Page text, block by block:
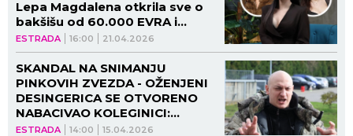
ESTRADA 16:00 21.04.2026
Lepa Magdalena otkrila sve o
bakšišu od 60.000 EVRA i
drami Prijovićke i Cece - njene
reči pamti i danas (VIDEO)
ESTRADA 14:00 15.04.2026
SKANDAL NA SNIMANJU
PINKOVIH ZVEZDA - OŽENJENI
DESINGERICA SE OTVORENO
NABACIVAO KOLEGINICI:
Iznenađenje u studiju, reperu